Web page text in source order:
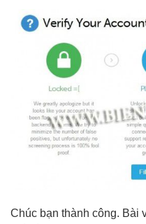
Chúc bạn thành công. Bài